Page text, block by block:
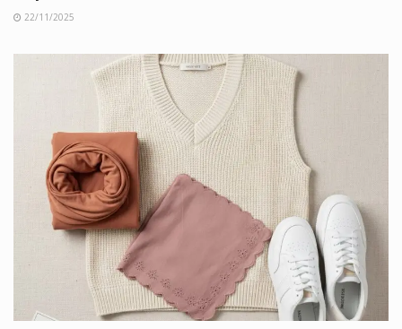
22/11/2025